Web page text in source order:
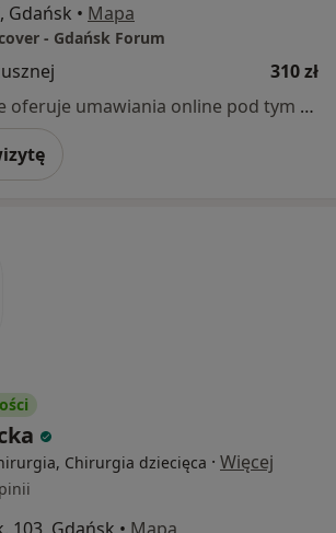
Gdańsk • Mapa
- Gdańsk Forum
310 zł
Specjalista nie oferuje umawiania online pod tym adresem.
Chirurgia dziecięca · Więcej